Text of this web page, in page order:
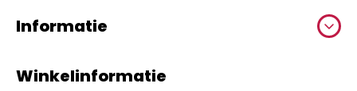
Informatie
Winkelinformatie